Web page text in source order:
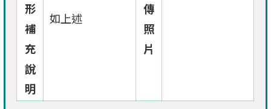
形
補
充
說
明
如上述
傳
照
片